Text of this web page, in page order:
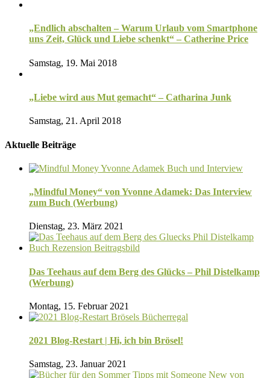
„Endlich abschalten – Warum Urlaub vom Smartphone
uns Zeit, Glück und Liebe schenkt“ – Catherine Price
Samstag, 19. Mai 2018
„Liebe wird aus Mut gemacht“ – Catharina Junk
Samstag, 21. April 2018
Aktuelle Beiträge
„Mindful Money“ von Yvonne Adamek: Das Interview
zum Buch (Werbung)
Dienstag, 23. März 2021
Das Teehaus auf dem Berg des Glücks – Phil Distelkamp
(Werbung)
Montag, 15. Februar 2021
2021 Blog-Restart | Hi, ich bin Brösel!
Samstag, 23. Januar 2021